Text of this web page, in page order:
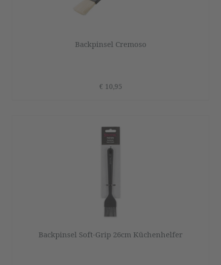
Backpinsel Cremoso
€ 10,95
Backpinsel Soft-Grip 26cm Küchenhelfer